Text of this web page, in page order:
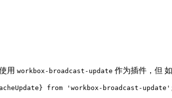
用 workbox-broadcast-update 作为插件，但
} from 'workbox-broadcast-update'